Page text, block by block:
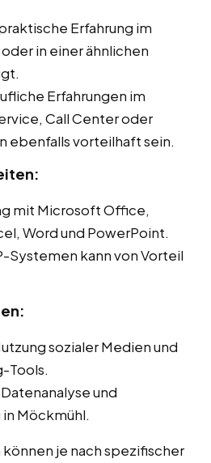
Erfahrung im
in einer ähnlichen
Erfahrungen im
Call Center oder
ebenfalls vorteilhaft sein.
mit Microsoft Office,
Word und PowerPoint.
Systemen kann von Vorteil
sozialer Medien und
Tools.
und
Möckmühl.
je nach spezifischer